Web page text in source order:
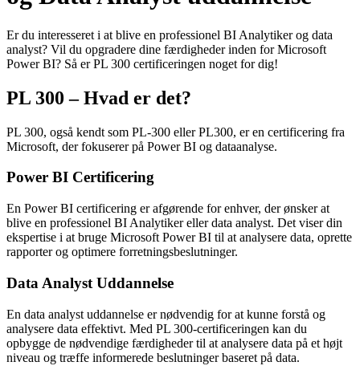
Er du interesseret i at blive en professionel BI Analytiker og data
analyst? Vil du opgradere dine færdigheder inden for Microsoft
Power BI? Så er PL 300 certificeringen noget for dig!
PL 300 – Hvad er det?
PL 300, også kendt som PL-300 eller PL300, er en certificering fra
Microsoft, der fokuserer på Power BI og dataanalyse.
Power BI Certificering
En Power BI certificering er afgørende for enhver, der ønsker at
blive en professionel BI Analytiker eller data analyst. Det viser din
ekspertise i at bruge Microsoft Power BI til at analysere data, oprette
rapporter og optimere forretningsbeslutninger.
Data Analyst Uddannelse
En data analyst uddannelse er nødvendig for at kunne forstå og
analysere data effektivt. Med PL 300-certificeringen kan du
opbygge de nødvendige færdigheder til at analysere data på et højt
niveau og træffe informerede beslutninger baseret på data.